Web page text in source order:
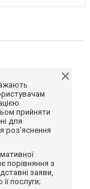
прийняти
для
роз'яснення
порівняння з
заяви,
послуги;